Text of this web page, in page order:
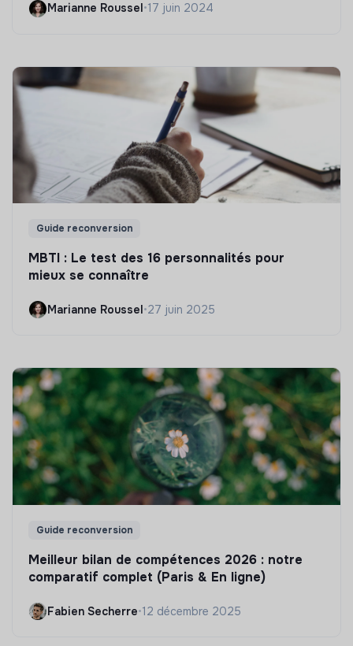
Marianne Roussel •17 juin 2024
Guide reconversion
MBTI : Le test des 16 personnalités pour
mieux se connaître
Marianne Roussel•27 juin 2025
Guide reconversion
Meilleur bilan de compétences 2026 : notre
comparatif complet (Paris & En ligne)
Fabien Secherre•12 décembre 2025